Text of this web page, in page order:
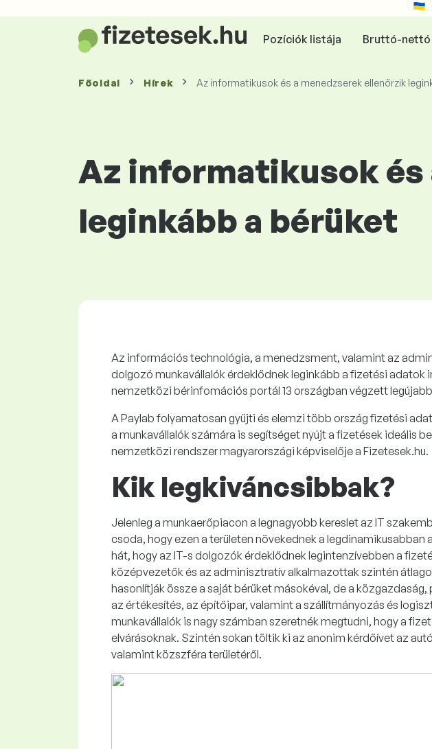
Pozíciók listája Bruttó-nettó
Főoldal Hírek Az informatikusok és a menedzserek ellenőrzik
Az informatikusok
leginkább a bérüket
Az információs technológia, a menedzsment, valamint az
dolgozó munkavállalók érdeklődnek leginkább a fizetési adatok
nemzetközi bérinfomációs portál 13 országban végzett
A Paylab folyamatosan gyűjti és elemzi több ország fizetési
a munkavállalók számára is segítséget nyújt a fizetések ideális
nemzetközi rendszer magyarországi képviselője a Fizetesek.hu.
Kik legkiváncsibbak?
Jelenleg a munkaerőpiacon a legnagyobb kereslet az IT
csoda, hogy ezen a területen növekednek a legdinamikusabban
hát, hogy az IT-s dolgozók érdeklődnek legintenzívebben a
középvezetők és az adminisztratív alkalmazottak szintén
hasonlítják össze a saját bérüket másokéval, de a közgazdaság,
az értékesítés, az építőipar, valamint a szállítmányozás és
munkavállalók is nagy számban szeretnék megtudni, hogy a
elvárásoknak. Szintén sokan töltik ki az anonim kérdőívet az
valamint közszféra területéről.